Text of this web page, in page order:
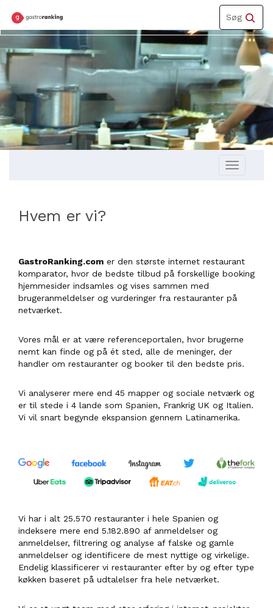
Toggle
navigation
Søg
Toggle
navigation
Hvem er vi?
GastroRanking.com er den største internet restaurant
komparator, hvor de bedste tilbud på forskellige booking
hjemmesider indsamles og vises sammen med
brugeranmeldelser og vurderinger fra restauranter på
netværket.
Vores mål er at være referenceportalen, hvor brugerne
nemt kan finde og på ét sted, alle de meninger, der
handler om restauranter og booker til den bedste pris.
Vi analyserer mere end 45 mapper og sociale netværk og
er til stede i 4 lande som Spanien, Frankrig UK og Italien.
Vi vil snart begynde ekspansion gennem Latinamerika.
Vi har i alt 25.570 restauranter i hele Spanien og
indeksere mere end 5.182.890 af anmeldelser og
anmeldelser, filtrering og analyse af falske og gamle
anmeldelser og identificere de mest nyttige og virkelige.
Endelig klassificerer vi restauranter efter by og efter type
køkken baseret på udtalelser fra hele netværket.